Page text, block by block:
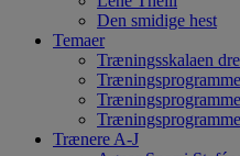
Den smidige hest
Temaer
Træningsskalaen
Trænere A-J